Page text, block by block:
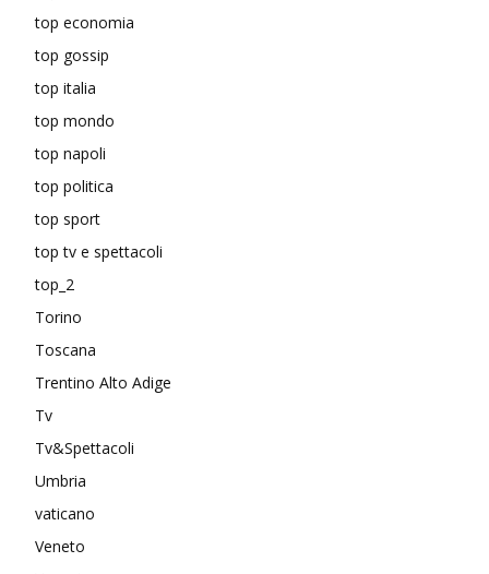
top economia
top gossip
top italia
top mondo
top napoli
top politica
top sport
top tv e spettacoli
top_2
Torino
Toscana
Trentino Alto Adige
Tv
Tv&Spettacoli
Umbria
vaticano
Veneto